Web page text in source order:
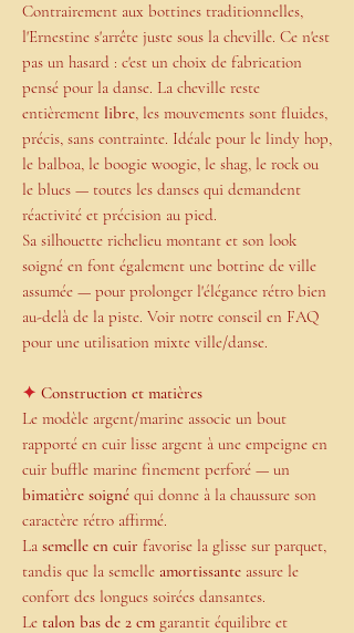
Contrairement aux bottines traditionnelles,
l'Ernestine s'arrête juste sous la cheville. Ce n'est
pas un hasard : c'est un choix de fabrication
pensé pour la danse. La cheville reste
entièrement libre, les mouvements sont fluides,
précis, sans contrainte. Idéale pour le lindy hop,
le balboa, le boogie woogie, le shag, le rock ou
le blues — toutes les danses qui demandent
réactivité et précision au pied.
Sa silhouette richelieu montant et son look
soigné en font également une bottine de ville
assumée — pour prolonger l'élégance rétro bien
au-delà de la piste. Voir notre conseil en FAQ
pour une utilisation mixte ville/danse.
✦ Construction et matières
Le modèle argent/marine associe un bout
rapporté en cuir lisse argent à une empeigne en
cuir buffle marine finement perforé — un
bimatière soigné qui donne à la chaussure son
caractère rétro affirmé.
La semelle en cuir favorise la glisse sur parquet,
tandis que la semelle amortissante assure le
confort des longues soirées dansantes.
Le talon bas de 2 cm garantit équilibre et